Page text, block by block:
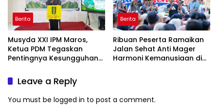
Berita
Musyda XXI IPM Maros,
Ketua PDM Tegaskan
Pentingnya Kesungguhan
Berita
Ribuan Peserta Ramaikan
Jalan Sehat Anti Mager
Harmoni Kemanusiaan di
Leave a Reply
You must be logged in to post a comment.